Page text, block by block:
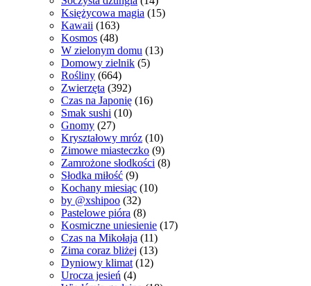
Księżycowa magia (15)
Kawaii (163)
Kosmos (48)
W zielonym domu (13)
Domowy zielnik (5)
Rośliny (664)
Zwierzęta (392)
Czas na Japonię (16)
Smak sushi (10)
Gnomy (27)
Kryształowy mróz (10)
Zimowe miasteczko (9)
Zamrożone słodkości (8)
Słodka miłość (9)
Kochany miesiąc (10)
by @xshipoo (32)
Pastelowe pióra (8)
Kosmiczne uniesienie (17)
Czas na Mikołaja (11)
Zima coraz bliżej (13)
Dyniowy klimat (12)
Urocza jesień (4)